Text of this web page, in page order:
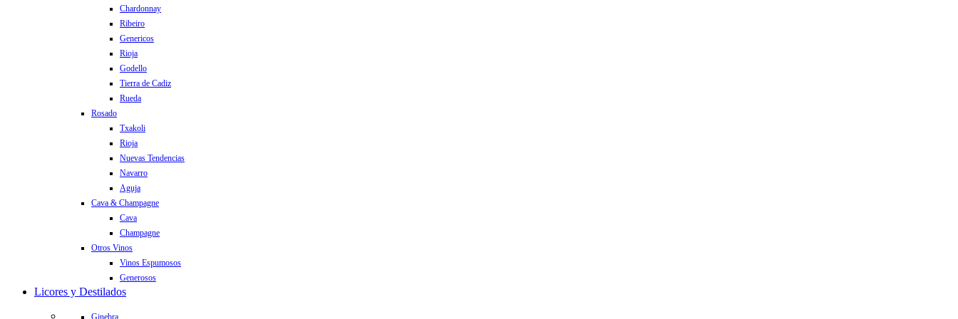
Chardonnay
Ribeiro
Genericos
Rioja
Godello
Tierra de Cadiz
Rueda
Rosado
Txakoli
Rioja
Nuevas Tendencias
Navarro
Aguja
Cava & Champagne
Cava
Champagne
Otros Vinos
Vinos Espumosos
Generosos
Licores y Destilados
Ginebra